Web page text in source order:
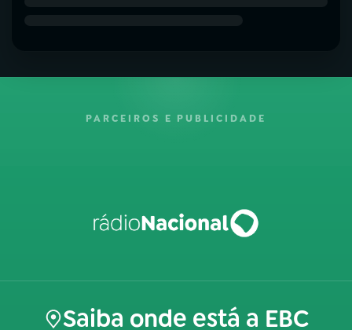
PARCEIROS E PUBLICIDADE
Saiba onde está a EBC